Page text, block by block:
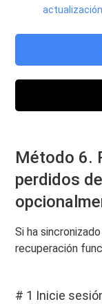
Método 6.
perdidos
Si ha
recuperación
# 1 Inicie